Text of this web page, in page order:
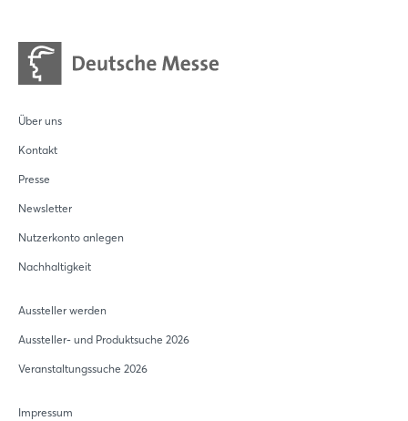
Über uns
Kontakt
Presse
Newsletter
Nutzerkonto anlegen
Nachhaltigkeit
Aussteller werden
Aussteller- und Produktsuche 2026
Veranstaltungssuche 2026
Impressum